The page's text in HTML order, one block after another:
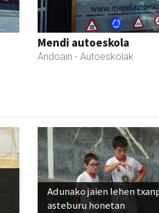
Mendi autoeskola
Andoain - Autoeskolak
Adunako jaien lehen
asteburu honetan